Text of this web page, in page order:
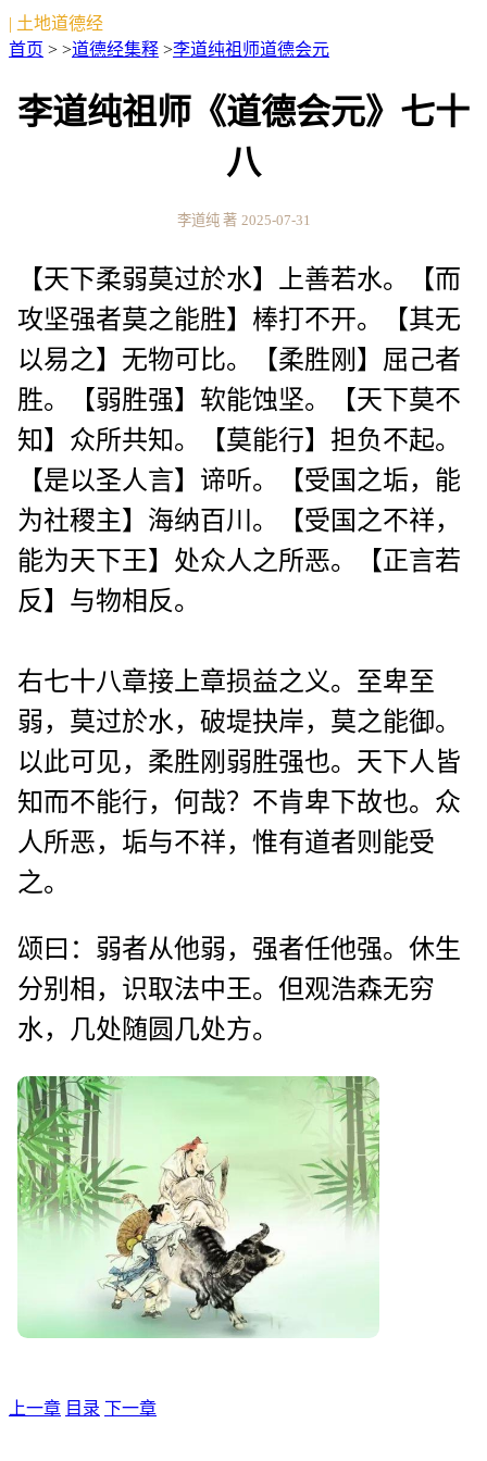
| 土地道德经
首页 > >道德经集释 >李道纯祖师道德会元
李道纯祖师《道德会元》七十
八
李道纯 著 2025-07-31
【天下柔弱莫过於水】上善若水。【而
攻坚强者莫之能胜】棒打不开。【其无
以易之】无物可比。【柔胜刚】屈己者
胜。【弱胜强】软能蚀坚。【天下莫不
知】众所共知。【莫能行】担负不起。
【是以圣人言】谛听。【受国之垢，能
为社稷主】海纳百川。【受国之不祥，
能为天下王】处众人之所恶。【正言若
反】与物相反。
右七十八章接上章损益之义。至卑至
弱，莫过於水，破堤抉岸，莫之能御。
以此可见，柔胜刚弱胜强也。天下人皆
知而不能行，何哉？不肯卑下故也。众
人所恶，垢与不祥，惟有道者则能受
之。
颂曰：弱者从他弱，强者任他强。休生
分别相，识取法中王。但观浩森无穷
水，几处随圆几处方。
上一章 目录 下一章